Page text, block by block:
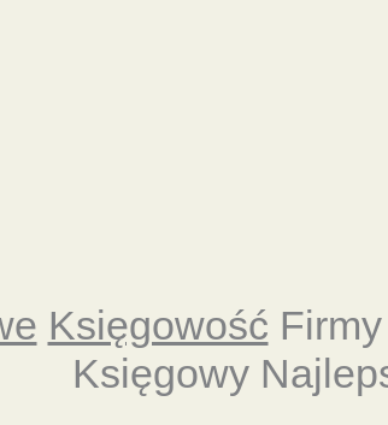
Księgowość
Księgowy